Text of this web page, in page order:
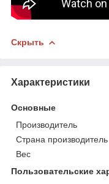
Скрыть
Характеристики
Основные
Производитель
Страна производитель
Вес
Пользовательские